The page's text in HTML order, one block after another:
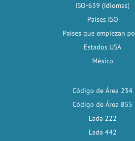
ISO-639 (Idiomas)
Países ISO
Países que empiezan
Estados USA
México
Código de Área 234
Código de Área 855
Lada 222
Lada 442